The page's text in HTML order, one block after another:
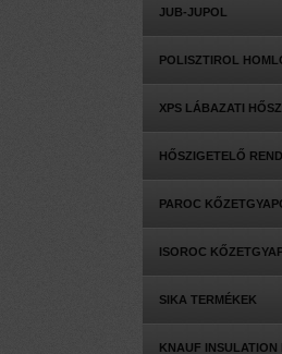
JUB-JUPOL
POLISZTIROL
XPS LÁBAZATI
HŐSZIGETELŐ
PAROC
ISOROC
SIKA TERMÉKEK
KNAUF INSULATION